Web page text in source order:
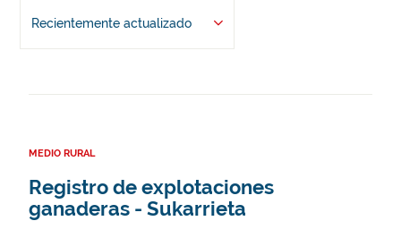
Recientemente actualizado
MEDIO RURAL
Registro de explotaciones
ganaderas - Sukarrieta